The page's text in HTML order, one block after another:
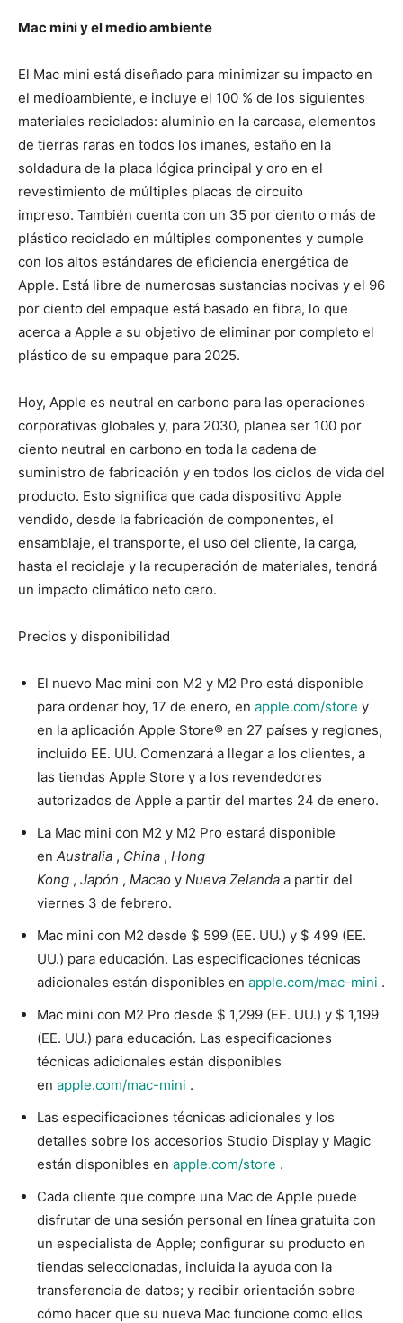
Mac mini y el medio ambiente
El Mac mini está diseñado para minimizar su impacto en
el medioambiente, e incluye el 100 % de los siguientes
materiales reciclados: aluminio en la carcasa, elementos
de tierras raras en todos los imanes, estaño en la
soldadura de la placa lógica principal y oro en el
revestimiento de múltiples placas de circuito
impreso. También cuenta con un 35 por ciento o más de
plástico reciclado en múltiples componentes y cumple
con los altos estándares de eficiencia energética de
Apple. Está libre de numerosas sustancias nocivas y el 96
por ciento del empaque está basado en fibra, lo que
acerca a Apple a su objetivo de eliminar por completo el
plástico de su empaque para 2025.
Hoy, Apple es neutral en carbono para las operaciones
corporativas globales y, para 2030, planea ser 100 por
ciento neutral en carbono en toda la cadena de
suministro de fabricación y en todos los ciclos de vida del
producto. Esto significa que cada dispositivo Apple
vendido, desde la fabricación de componentes, el
ensamblaje, el transporte, el uso del cliente, la carga,
hasta el reciclaje y la recuperación de materiales, tendrá
un impacto climático neto cero.
Precios y disponibilidad
El nuevo Mac mini con M2 y M2 Pro está disponible
para ordenar hoy, 17 de enero, en apple.com/store y
en la aplicación Apple Store® en 27 países y regiones,
incluido EE. UU. Comenzará a llegar a los clientes, a
las tiendas Apple Store y a los revendedores
autorizados de Apple a partir del martes 24 de enero.
La Mac mini con M2 y M2 Pro estará disponible
en Australia , China , Hong
Kong , Japón , Macao y Nueva Zelanda a partir del
viernes 3 de febrero.
Mac mini con M2 desde $ 599 (EE. UU.) y $ 499 (EE.
UU.) para educación. Las especificaciones técnicas
adicionales están disponibles en apple.com/mac-mini .
Mac mini con M2 Pro desde $ 1,299 (EE. UU.) y $ 1,199
(EE. UU.) para educación. Las especificaciones
técnicas adicionales están disponibles
en apple.com/mac-mini .
Las especificaciones técnicas adicionales y los
detalles sobre los accesorios Studio Display y Magic
están disponibles en apple.com/store .
Cada cliente que compre una Mac de Apple puede
disfrutar de una sesión personal en línea gratuita con
un especialista de Apple; configurar su producto en
tiendas seleccionadas, incluida la ayuda con la
transferencia de datos; y recibir orientación sobre
cómo hacer que su nueva Mac funcione como ellos